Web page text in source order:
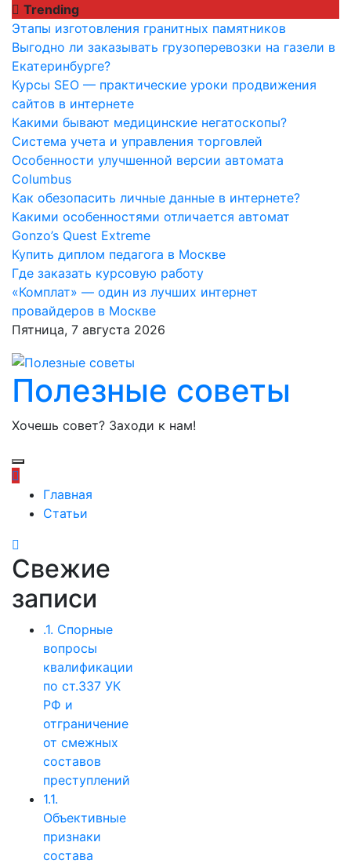
Перейти
содержимому
Trending
Этапы изготовления гранитных памятников
Выгодно ли заказывать грузоперевозки на газели в
Екатеринбурге?
Курсы SEO — практические уроки продвижения
сайтов в интернете
Какими бывают медицинские негатоскопы?
Система учета и управления торговлей
Особенности улучшенной версии автомата
Columbus
Как обезопасить личные данные в интернете?
Какими особенностями отличается автомат
Gonzo’s Quest Extreme
Купить диплом педагога в Москве
Где заказать курсовую работу
«Комплат» — один из лучших интернет
провайдеров в Москве
Пятница, 7 августа 2026
Полезные советы
Хочешь совет? Заходи к нам!
Главная
Статьи
Свежие
записи
.1. Спорные
вопросы
квалификации
по ст.337 УК
РФ и
отграничение
от смежных
составов
преступлений
1.1.
Объективные
признаки
состава